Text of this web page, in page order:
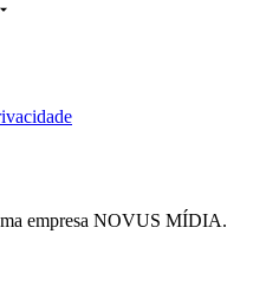
empresa NOVUS MÍDIA.